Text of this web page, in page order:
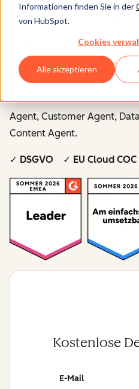
Informationen finden Sie in der
von HubSpot.
Cookies
Alle akzeptieren
Marketplace vorgefertigter
Sie individuelle, die exakt
zugeschnitten sind. Ob
maßgeschneidert: Alle
Daten gespeist – für
Zu denbeliebtesten
Agent, Customer Agent,
Content Agent.
✓ DSGVO ✓ EU Cloud
Kostenlose
E-Mail